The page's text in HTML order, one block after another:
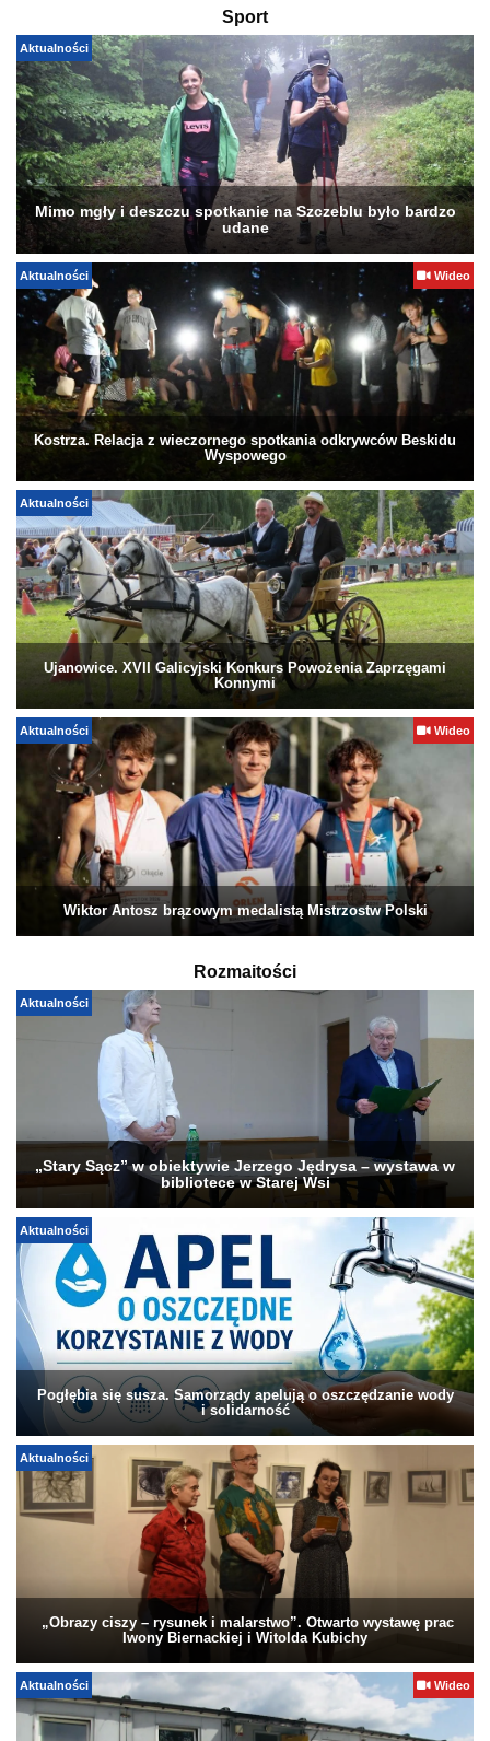
Sport
Aktualności
Mimo mgły i deszczu spotkanie na Szczeblu było bardzo
udane
Aktualności Wideo
Kostrza. Relacja z wieczornego spotkania odkrywców Beskidu
Wyspowego
Aktualności
Ujanowice. XVII Galicyjski Konkurs Powożenia Zaprzęgami
Konnymi
Aktualności Wideo
Wiktor Antosz brązowym medalistą Mistrzostw Polski
Rozmaitości
Aktualności
„Stary Sącz” w obiektywie Jerzego Jędrysa – wystawa w
bibliotece w Starej Wsi
Aktualności
Pogłębia się susza. Samorządy apelują o oszczędzanie wody
i solidarność
Aktualności
„Obrazy ciszy – rysunek i malarstwo”. Otwarto wystawę prac
Iwony Biernackiej i Witolda Kubichy
Aktualności Wideo